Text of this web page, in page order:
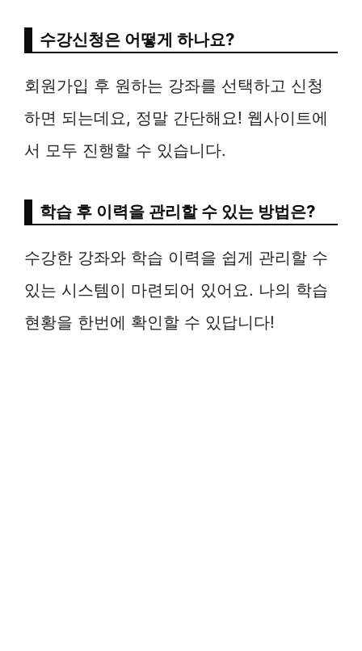
수강신청은 어떻게 하나요?
회원가입 후 원하는 강좌를 선택하고 신청
하면 되는데요, 정말 간단해요! 웹사이트에
서 모두 진행할 수 있습니다.
학습 후 이력을 관리할 수 있는 방법은?
수강한 강좌와 학습 이력을 쉽게 관리할 수
있는 시스템이 마련되어 있어요. 나의 학습
현황을 한번에 확인할 수 있답니다!